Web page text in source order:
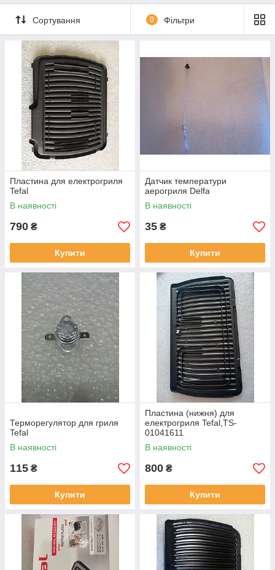
Сортування 0 Фільтри
Пластина для електрогриля
Tefal
В наявності
790 ₴
Купити
Датчик температури
аерогриля Delfa
В наявності
35 ₴
Купити
Терморегулятор для гриля
Tefal
В наявності
115 ₴
Купити
Пластина (нижня) для
електрогриля Tefal,TS-
01041611
В наявності
800 ₴
Купити